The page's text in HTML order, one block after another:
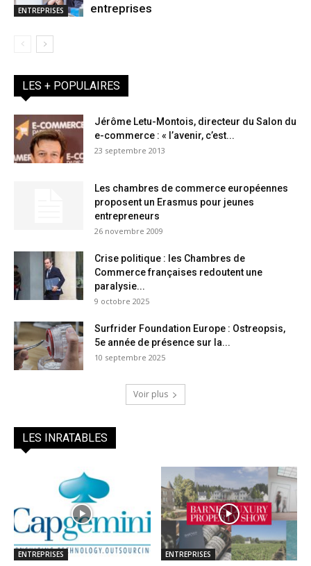
ENTREPRISES
entreprises
LES + POPULAIRES
Jérôme Letu-Montois, directeur du Salon du
e-commerce : « l’avenir, c’est...
23 septembre 2013
Les chambres de commerce européennes
proposent un Erasmus pour jeunes
entrepreneurs
26 novembre 2009
Crise politique : les Chambres de
Commerce françaises redoutent une
paralysie...
9 octobre 2025
Surfrider Foundation Europe : Ostreopsis,
5e année de présence sur la...
10 septembre 2025
Voir plus
LES INRATABLES
ENTREPRISES ENTREPRISES